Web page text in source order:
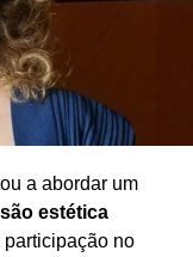
a abordar um
estética
participação no